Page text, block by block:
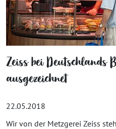
Zeiss bei Deutschlands
ausgezeichnet
22.05.2018
Wir von der Metzgerei Zeiss